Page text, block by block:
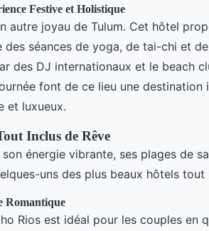
Festive et Holistique
autre joyau de Tulum. Cet hôtel
séances de yoga, de tai-chi et
des DJ internationaux et le beach
font de ce lieu une destination
et luxueux.
Inclus de Rêve
énergie vibrante, ses plages de
uns des plus beaux hôtels tout
Romantique
Rios est idéal pour les couples en